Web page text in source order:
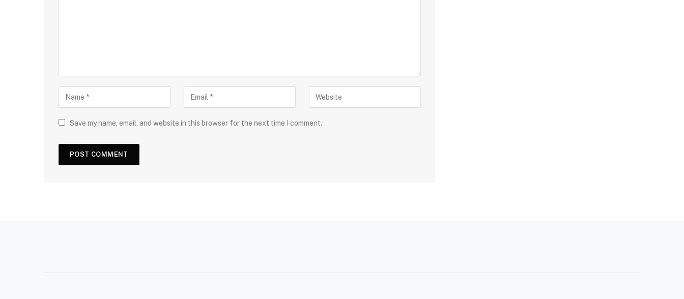
Save my name, email, and website in this browser for the next time I comment.